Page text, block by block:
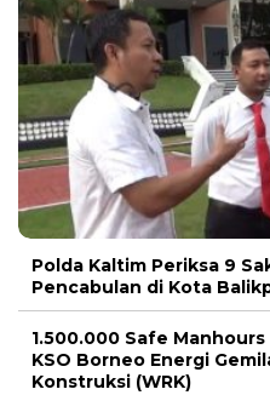
Polda Kaltim Periksa 9
Pencabulan di Kota
1.500.000 Safe Manhours
KSO Borneo Energi
Konstruksi (WRK)